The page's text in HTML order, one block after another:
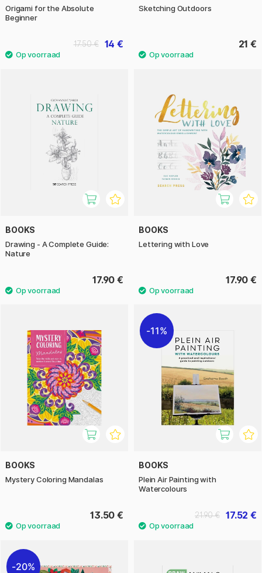
Origami for the Absolute
Beginner
14 €
17.50 €
Sketching Outdoors
21 €
BOOKS
Drawing - A Complete Guide:
Nature
17.90 €
BOOKS
Lettering with Love
17.90 €
BOOKS
Mystery Coloring Mandalas
13.50 €
11%
BOOKS
Plein Air Painting with
Watercolours
17.52 €
21.90 €
20%